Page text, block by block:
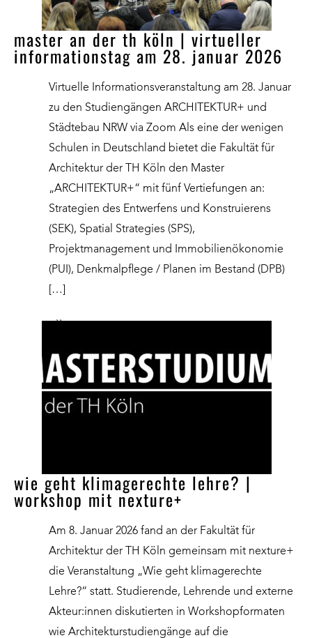
master an der th köln | virtueller
informationstag am 28. januar 2026
Virtuelle Informationsveranstaltung am 28. Januar
zu den Studiengängen ARCHITEKTUR+ und
Städtebau NRW via Zoom Als eine der wenigen
Schulen in Deutschland bietet die Fakultät für
Architektur der TH Köln den Master
„ARCHITEKTUR+“ mit fünf Vertiefungen an:
Strategien des Entwerfens und Konstruierens
(SEK), Spatial Strategies (SPS),
Projektmanagement und Immobilienökonomie
(PUI), Denkmalpflege / Planen im Bestand (DPB)
[…]
››
wie geht klimagerechte lehre? |
workshop mit nexture+
Am 8. Januar 2026 fand an der Fakultät für
Architektur der TH Köln gemeinsam mit nexture+
die Veranstaltung „Wie geht klimagerechte
Lehre?“ statt. Studierende, Lehrende und externe
Akteur:innen diskutierten in Workshopformaten
wie Architekturstudiengänge auf die